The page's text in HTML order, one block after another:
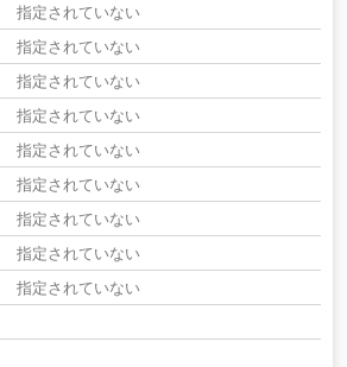
指定されていない
指定されていない
指定されていない
指定されていない
指定されていない
指定されていない
指定されていない
指定されていない
指定されていない